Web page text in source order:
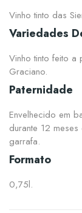
Vinho tinto das
Variedades
Vinho tinto feito a
Graciano.
Paternidade
Envelhecido em
durante 12
garrafa.
Formato
0,75l.